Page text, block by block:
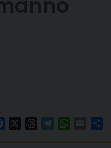
FacebookThreadsTelegram Email